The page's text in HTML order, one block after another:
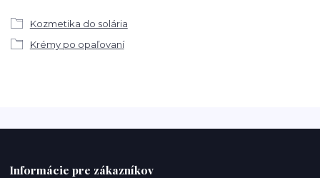
Kozmetika do solária
Krémy po opaľovaní
Informácie pre zákazníkov